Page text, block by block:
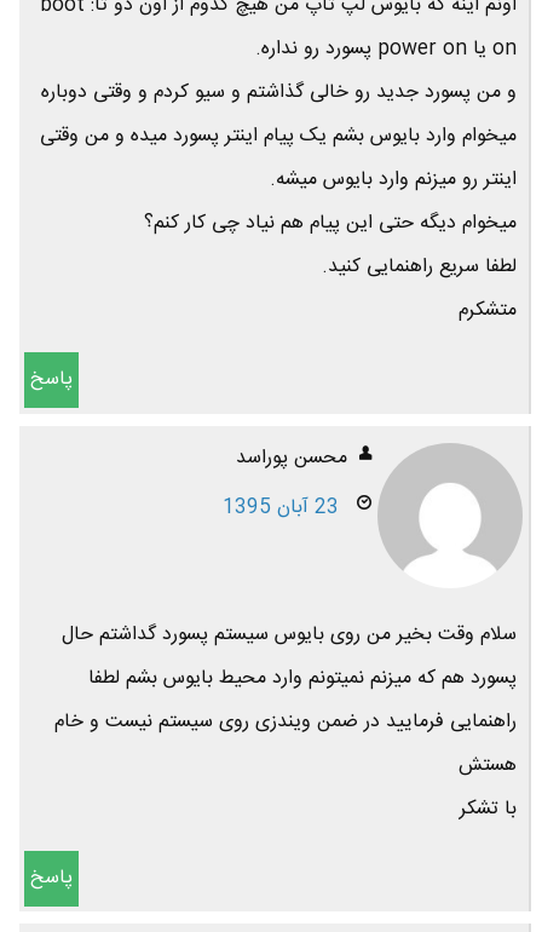
on یا power on پسورد رو نداره.
و من پسورد جدید رو خالی گذاشتم و سیو کردم و وقتی دوباره
میخوام وارد بایوس بشم یک پیام اینتر پسورد میده و من وقتی
اینتر رو میزنم وارد بایوس میشه.
میخوام دیگه حتی این پیام هم نیاد چی کار کنم؟
لطفا سریع راهنمایی کنید.
متشکرم
پاسخ
محسن پوراسد
23 آبان 1395
سلام وقت بخیر من روی بایوس سیستم پسورد گداشتم حال
پسورد هم که میزنم نمیتونم وارد محیط بایوس بشم لطفا
راهنمایی فرمایید در ضمن ویندزی روی سیستم نیست و خام
هستش
با تشکر
پاسخ